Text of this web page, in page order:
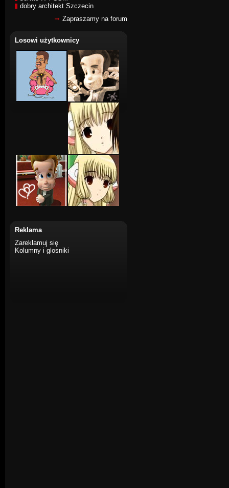
dobry architekt Szczecin
Zapraszamy na forum
Losowi użytkownicy
Reklama
Zareklamuj się
Kolumny i glosniki